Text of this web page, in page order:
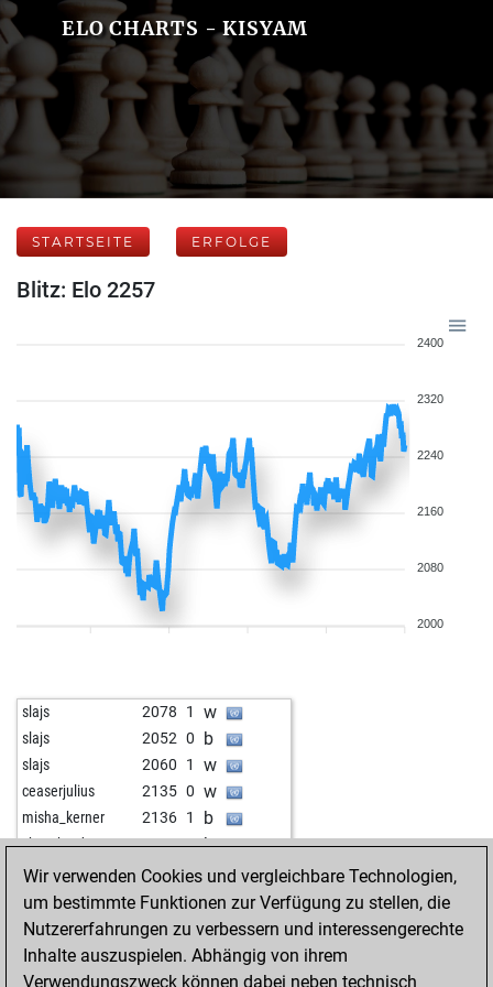
ELO CHARTS - KISYAM
STARTSEITE ERFOLGE
Blitz: Elo 2257
2400
2320
2240
2160
2080
2000
slajs 2078 1 w
slajs 2052 0 b
slajs 2060 1 w
ceaserjulius 2135 0 w
misha_kerner 2136 1 b
chessbard1972 2217 0 b
chessbard1972 2213 r w
auric goldfinger 1957 1 w
early abort 2904 0 b
early abort 2905 w
wsusa 2066 r w
Wir verwenden Cookies und vergleichbare Technologien,
um bestimmte Funktionen zur Verfügung zu stellen, die
Nutzererfahrungen zu verbessern und interessengerechte
Inhalte auszuspielen. Abhängig von ihrem
Verwendungszweck können dabei neben technisch